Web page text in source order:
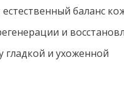
баланс
и
гладкой и ухоженной